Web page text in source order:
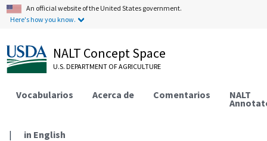
An official website of the United States government.
Here's how you know.
NALT Concept Space
U.S. DEPARTMENT OF AGRICULTURE
Vocabularios Acerca de Comentarios NALT
| in English